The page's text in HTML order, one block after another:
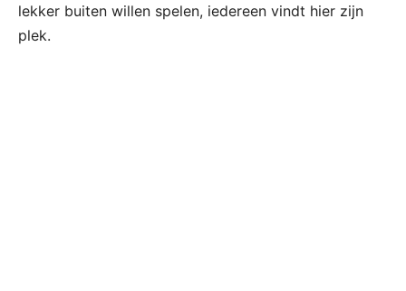
lekker buiten willen spelen, iedereen vindt hier zijn
plek.